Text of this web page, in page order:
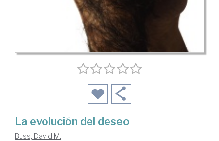
La evolución del deseo
Buss, David M.